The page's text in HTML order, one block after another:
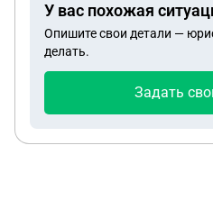
аудиозаписи судебных
моего заявления о
протокол судебного
коллегия, на заседании,
г., вынесла определение
протокол СЗ от 21.11.2024
У вас похожая
Опишите свои детали —
делать.
Задать